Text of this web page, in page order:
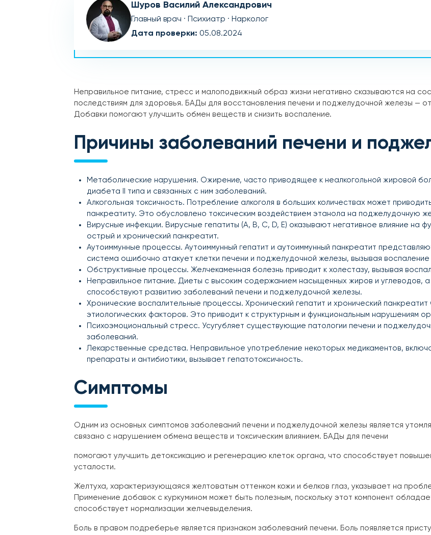
Шуров Василий Александрович
Главный врач · Психиатр · Нарколог
Дата проверки: 05.08.2024
Неправильное питание, стресс и малоподвижный образ жизни негативно сказываются на
последствиям для здоровья. БАДы для восстановления печени и поджелудочной железы —
Добавки помогают улучшить обмен веществ и снизить воспаление.
Причины заболеваний печени и
Метаболические нарушения. Ожирение, часто приводящее к неалкогольной жировой
диабета II типа и связанных с ним заболеваний.
Алкогольная токсичность. Потребление алкоголя в больших количествах может
панкреатиту. Это обусловлено токсическим воздействием этанола на поджелудочную
Вирусные инфекции. Вирусные гепатиты (A, B, C, D, E) оказывают негативное влияние на
острый и хронический панкреатит.
Аутоиммунные процессы. Аутоиммунный гепатит и аутоиммунный панкреатит
система ошибочно атакует клетки печени и поджелудочной железы, вызывая
Обструктивные процессы. Желчекаменная болезнь приводит к холестазу, вызывая
Неправильное питание. Диеты с высоким содержанием насыщенных жиров и углеводов,
способствуют развитию заболеваний печени и поджелудочной железы.
Хронические воспалительные процессы. Хронический гепатит и хронический
этиологических факторов. Это приводит к структурным и функциональным нарушениям
Психоэмоциональный стресс. Усугубляет существующие патологии печени и
заболеваний.
Лекарственные средства. Неправильное употребление некоторых медикаментов,
препараты и антибиотики, вызывает гепатотоксичность.
Симптомы
Одним из основных симптомов заболеваний печени и поджелудочной железы является
связано с нарушением обмена веществ и токсическим влиянием. БАДы для печени
помогают улучшить детоксикацию и регенерацию клеток органа, что способствует
усталости.
Желтуха, характеризующаяся желтоватым оттенком кожи и белков глаз, указывает на
Применение добавок с куркумином может быть полезным, поскольку этот компонент
способствует нормализации желчевыделения.
Боль в правом подреберье является признаком заболеваний печени. Боль появляется